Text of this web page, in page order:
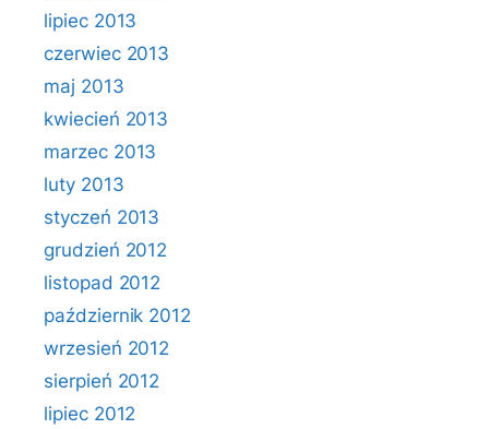
lipiec 2013
czerwiec 2013
maj 2013
kwiecień 2013
marzec 2013
luty 2013
styczeń 2013
grudzień 2012
listopad 2012
październik 2012
wrzesień 2012
sierpień 2012
lipiec 2012